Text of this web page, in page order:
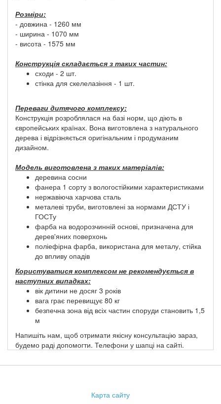
Розміри:
- довжина - 1260 мм
- ширина - 1070 мм
- висота - 1575 мм
Конструкція складається з таких частин:
сходи - 2 шт.
стінка для скелелазіння - 1 шт.
Переваги дитячого комплексу:
Конструкція розроблялася на базі норм, що діють в
європейських країнах. Вона виготовлена ​​з натурального
дерева і відрізняється оригінальним і продуманим
дизайном.
Модель виготовлена ​​з таких матеріалів:
деревина сосни
фанера 1 сорту з вологостійкими характеристиками
нержавіюча харчова сталь
металеві труби, виготовлені за нормами ДСТУ і
ГОСТу
фарба на водорозчинній основі, призначена для
дерев'яних поверхонь
поліефірна фарба, використана для металу, стійка
до впливу опадів
Користуватися комплексом не рекомендується в
наступних випадках:
вік дитини не досяг 3 років
вага грає перевищує 80 кг
безпечна зона від всіх частин споруди становить 1,5
м
Напишіть нам, щоб отримати якісну консультацію зараз,
будемо раді допомогти. Телефони у шапці на сайті.
Карта сайту